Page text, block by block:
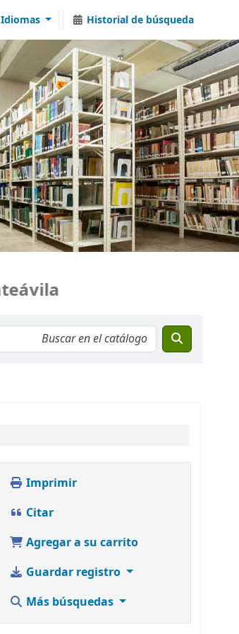
Idiomas Historial de búsqueda
Imprimir
Citar
Agregar a su carrito
Guardar registro
Más búsquedas